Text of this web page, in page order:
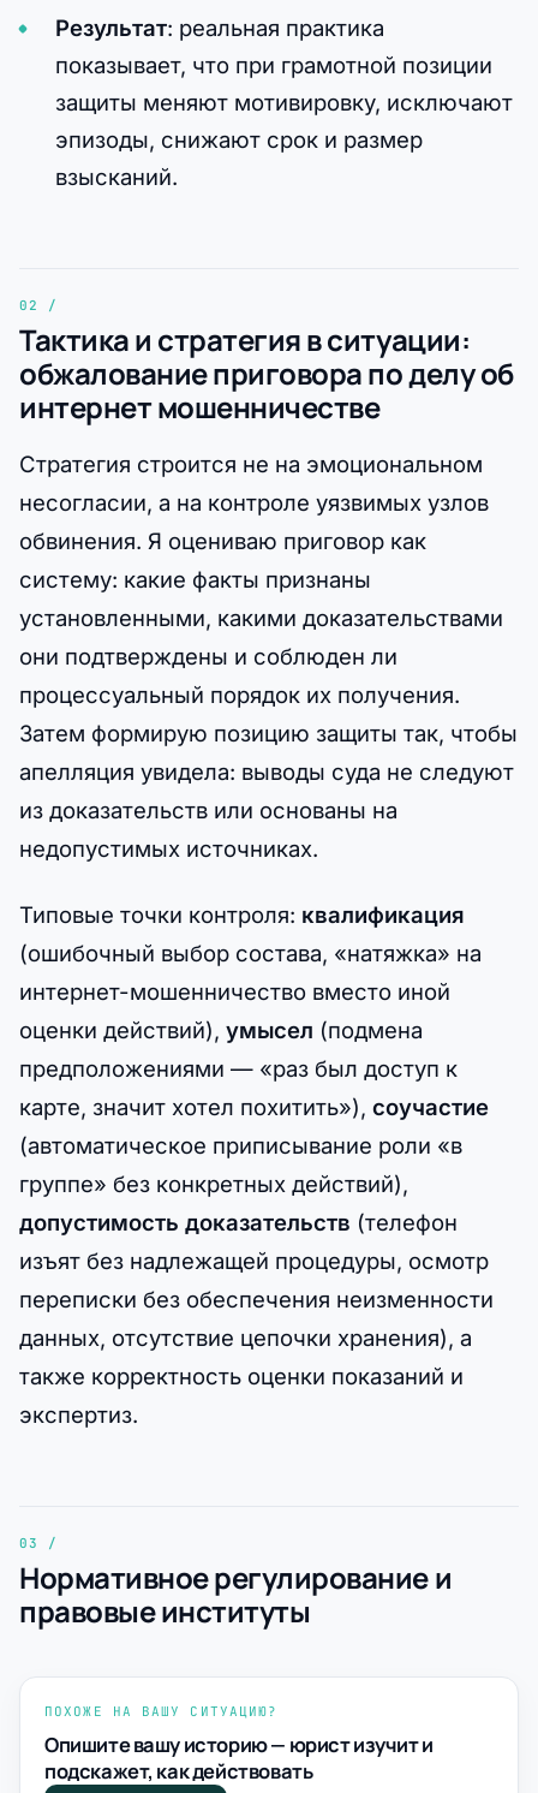
Результат: реальная практика
показывает, что при грамотной позиции
защиты меняют мотивировку, исключают
эпизоды, снижают срок и размер
взысканий.
Тактика и стратегия в ситуации:
обжалование приговора по делу об
интернет мошенничестве
Стратегия строится не на эмоциональном
несогласии, а на контроле уязвимых узлов
обвинения. Я оцениваю приговор как
систему: какие факты признаны
установленными, какими доказательствами
они подтверждены и соблюден ли
процессуальный порядок их получения.
Затем формирую позицию защиты так, чтобы
апелляция увидела: выводы суда не следуют
из доказательств или основаны на
недопустимых источниках.
Типовые точки контроля: квалификация
(ошибочный выбор состава, «натяжка» на
интернет-мошенничество вместо иной
оценки действий), умысел (подмена
предположениями — «раз был доступ к
карте, значит хотел похитить»), соучастие
(автоматическое приписывание роли «в
группе» без конкретных действий),
допустимость доказательств (телефон
изъят без надлежащей процедуры, осмотр
переписки без обеспечения неизменности
данных, отсутствие цепочки хранения), а
также корректность оценки показаний и
экспертиз.
Нормативное регулирование и
правовые институты
ПОХОЖЕ НА ВАШУ СИТУАЦИЮ?
Опишите вашу историю — юрист изучит и
подскажет, как действовать